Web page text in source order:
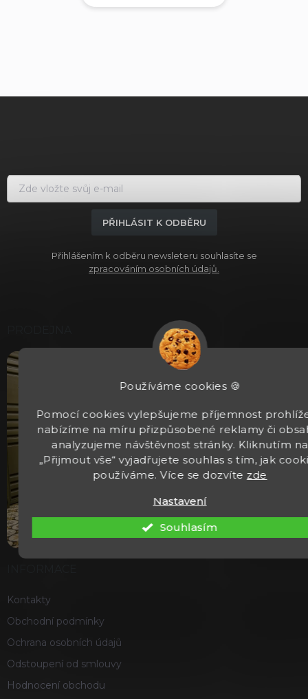
Používáme cookies 🍪
Pomocí cookies vylepšujeme příjemnost
nabízíme na míru přizpůsobené reklamy či
analyzujeme návštěvnost stránky. Kliknutím na
„Přijmout vše“ vyjadřujete souhlas s tím, jak
používáme. Více se dozvíte zde
Nastavení
Souhlasím
PŘIHLÁSIT K ODBĚRU
Přihlášením k odběru newsleteru souhlasíte se
zpracováním osobních údajů.
Kontakty
Obchodní podmínky
Ochrana osobních údajů
Odstoupení od smlouvy
Hodnocení obchodu